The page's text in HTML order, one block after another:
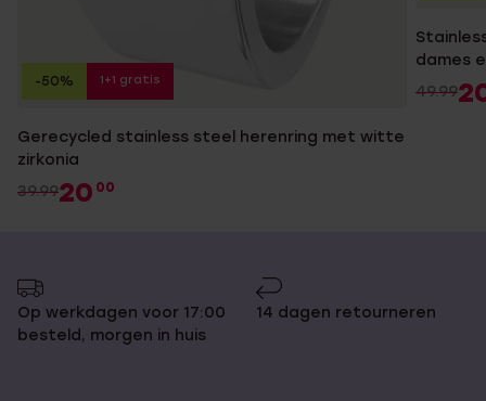
Gerecycled stainless steel herenring met witte
zirkonia
39.9920 00
-50% 1+1 gratis
dames
49.99
Op werkdagen voor 17:00
besteld, morgen in huis
14 dagen retourneren